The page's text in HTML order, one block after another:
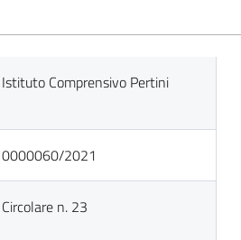
Istituto Comprensivo Pertini
0000060/2021
Circolare n. 23